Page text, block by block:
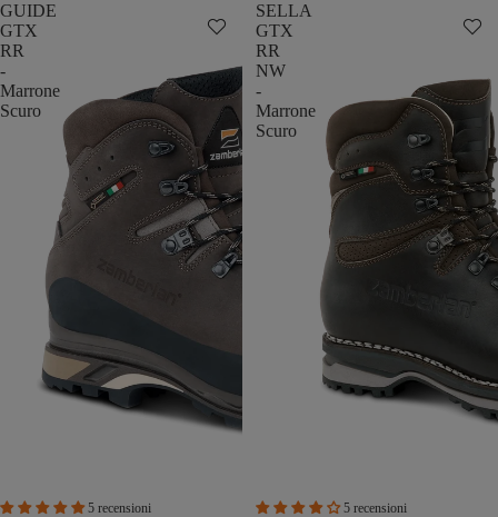
GUIDE
GTX
RR
-
Marrone
Scuro
5 recensioni
SELLA
GTX
RR
NW
-
Marrone
Scuro
5 recensioni